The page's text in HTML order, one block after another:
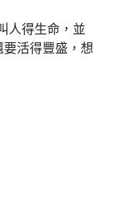
人得生命，並
活得豐盛，想